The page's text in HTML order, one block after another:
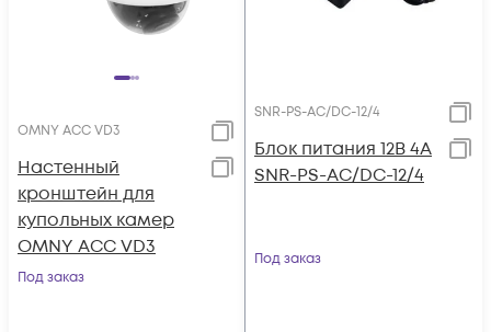
OMNY ACC VD3
Настенный
кронштейн для
купольных камер
OMNY ACC VD3
Под заказ
SNR-PS-AC/DC-12/4
Блок питания 12В 4А
SNR-PS-AC/DC-12/4
Под заказ